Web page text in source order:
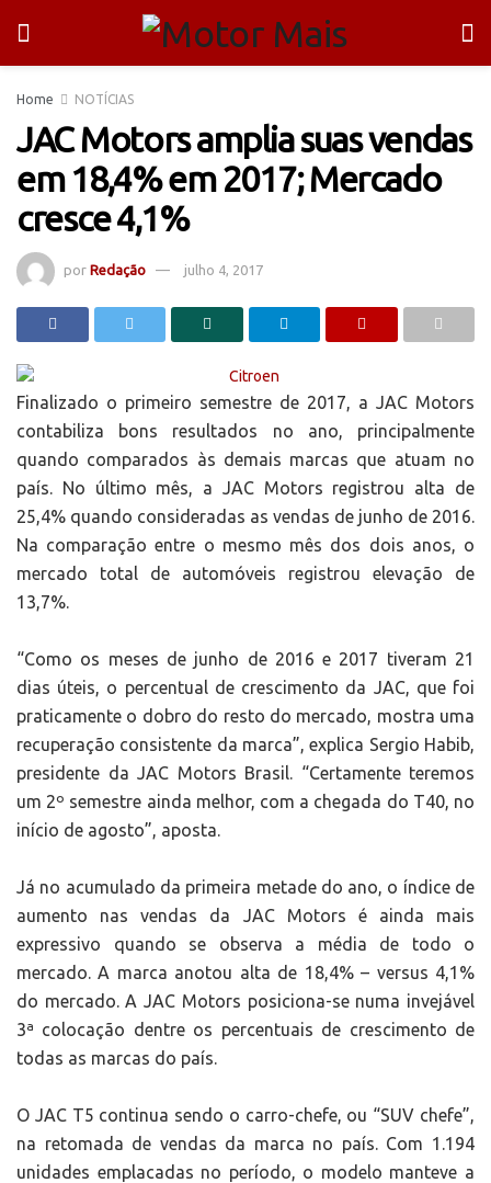
Home NOTÍCIAS
JAC Motors amplia suas vendas
em 18,4% em 2017; Mercado
cresce 4,1%
por Redação julho 4, 2017
Finalizado o primeiro semestre de 2017, a JAC Motors
contabiliza bons resultados no ano, principalmente
quando comparados às demais marcas que atuam no
país. No último mês, a JAC Motors registrou alta de
25,4% quando consideradas as vendas de junho de 2016.
Na comparação entre o mesmo mês dos dois anos, o
mercado total de automóveis registrou elevação de
13,7%.
“Como os meses de junho de 2016 e 2017 tiveram 21
dias úteis, o percentual de crescimento da JAC, que foi
praticamente o dobro do resto do mercado, mostra uma
recuperação consistente da marca”, explica Sergio Habib,
presidente da JAC Motors Brasil. “Certamente teremos
um 2º semestre ainda melhor, com a chegada do T40, no
início de agosto”, aposta.
Já no acumulado da primeira metade do ano, o índice de
aumento nas vendas da JAC Motors é ainda mais
expressivo quando se observa a média de todo o
mercado. A marca anotou alta de 18,4% – versus 4,1%
do mercado. A JAC Motors posiciona-se numa invejável
3ª colocação dentre os percentuais de crescimento de
todas as marcas do país.
O JAC T5 continua sendo o carro-chefe, ou “SUV chefe”,
na retomada de vendas da marca no país. Com 1.194
unidades emplacadas no período, o modelo manteve a